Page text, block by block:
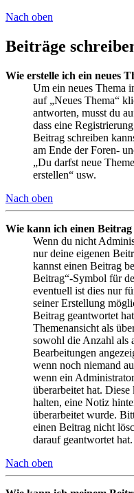
Nach oben
Beiträge
Wie erstelle ich ein neues
Um ein neues Thema
auf „Neues Thema“
antworten, musst du
dass eine
Beitrag schreiben
am Ende der Foren-
„Du darfst neue
erstellen“ usw.
Nach oben
Wie kann ich einen
Wenn du nicht
nur deine eigenen
kannst einen Beitrag
Beitrag“-Symbol für
eventuell ist dies nur
seiner Erstellung
Beitrag geantwortet
Themenansicht als
sowohl die Anzahl als
Bearbeitungen
wenn noch niemand
wenn ein
überarbeitet hat.
halten, eine Notiz
überarbeitet wurde.
einen Beitrag nicht
darauf geantwortet hat.
Nach oben